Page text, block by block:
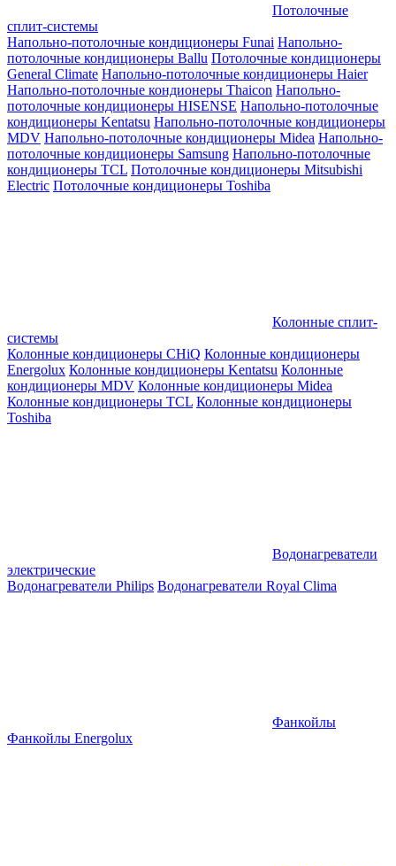
Потолочные
сплит-системы
Напольно-потолочные кондиционеры Funai Напольно-
потолочные кондиционеры Ballu Потолочные кондиционеры
General Climate Напольно-потолочные кондиционеры Haier
Напольно-потолочные кондионеры Thaicon Напольно-
потолочные кондиционеры HISENSE Напольно-потолочные
кондиционеры Kentatsu Напольно-потолочные кондиционеры
MDV Напольно-потолочные кондиционеры Midea Напольно-
потолочные кондиционеры Samsung Напольно-потолочные
кондиционеры TCL Потолочные кондиционеры Mitsubishi
Electric Потолочные кондиционеры Toshiba
Колонные сплит-
системы
Колонные кондиционеры CHiQ Колонные кондиционеры
Energolux Колонные кондиционеры Kentatsu Колонные
кондиционеры MDV Колонные кондиционеры Midea
Колонные кондиционеры TCL Колонные кондиционеры
Toshiba
Водонагреватели
электрические
Водонагреватели Philips Водонагреватели Royal Clima
Фанкойлы
Фанкойлы Energolux